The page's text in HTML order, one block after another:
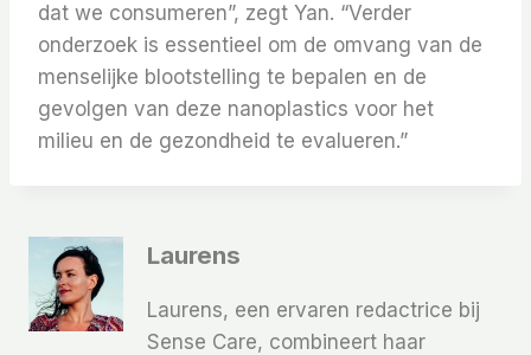
dat we consumeren”, zegt Yan. “Verder
onderzoek is essentieel om de omvang van de
menselijke blootstelling te bepalen en de
gevolgen van deze nanoplastics voor het
milieu en de gezondheid te evalueren.”
Laurens
Laurens, een ervaren redactrice bij
Sense Care, combineert haar